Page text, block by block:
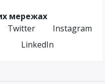
мережах
Twitter
Instagram
LinkedIn